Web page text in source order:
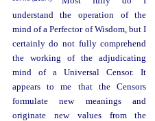
understand the operation of the
mind of a Perfector of Wisdom, but I
certainly do not fully comprehend
the working of the adjudicating
mind of a Universal Censor. It
appears to me that the Censors
formulate new meanings and
originate new values from the